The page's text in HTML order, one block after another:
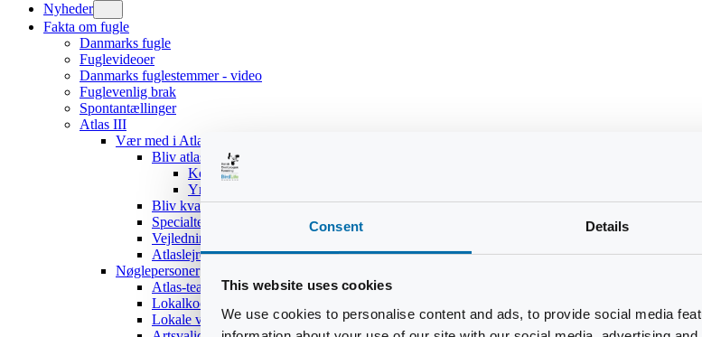
Consent Details
This website uses cookies
We use cookies to personalise content and ads, to provide social media
Nyheder
Fakta om fugle
Danmarks fugle
Fuglevideoer
Danmarks fuglestemmer - video
Fuglevenlig brak
Spontantællinger
Atlas III
Vær med i Atlas III
Bliv atlasdeltager
Kom hurtigt i gang
Yngleadfærdstyper
Bliv kvadratansvarlig
Specialteams
Vejledninger
Atlaslejre 2017
Nøglepersoner
Atlas-teamet
Lokalkoordinatorer
Lokale validatorer